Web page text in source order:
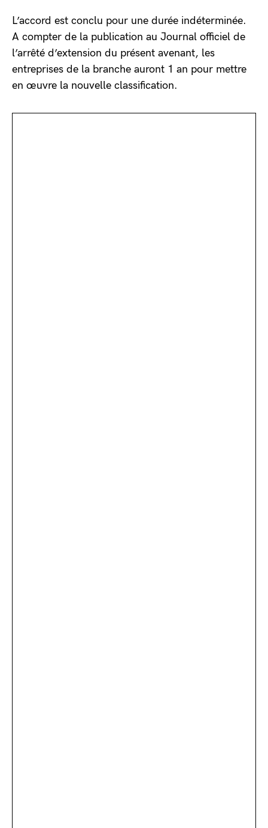
L’accord est conclu pour une durée indéterminée.
A compter de la publication au Journal officiel de
l’arrêté d’extension du présent avenant, les
entreprises de la branche auront 1 an pour mettre
en œuvre la nouvelle classification.